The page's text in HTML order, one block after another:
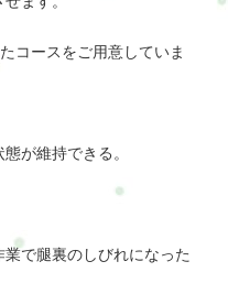
コースをご用意していま
が維持できる。
で腿裏のしびれになった